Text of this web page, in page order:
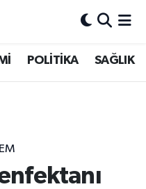
POLİTİKA SAĞLIK